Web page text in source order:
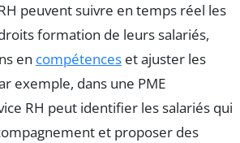
peuvent suivre en temps réel les
formation de leurs salariés,
en compétences et ajuster les
exemple, dans une PME
RH peut identifier les salariés qui
et proposer des